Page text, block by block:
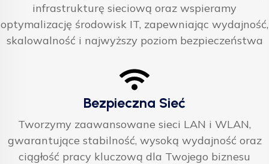
infrastrukturę sieciową oraz wspieramy
optymalizację środowisk IT, zapewniając wydajność,
skalowalność i najwyższy poziom bezpieczeństwa
Bezpieczna Sieć
Tworzymy zaawansowane sieci LAN i WLAN,
gwarantujące stabilność, wysoką wydajność oraz
ciągłość pracy kluczową dla Twojego biznesu